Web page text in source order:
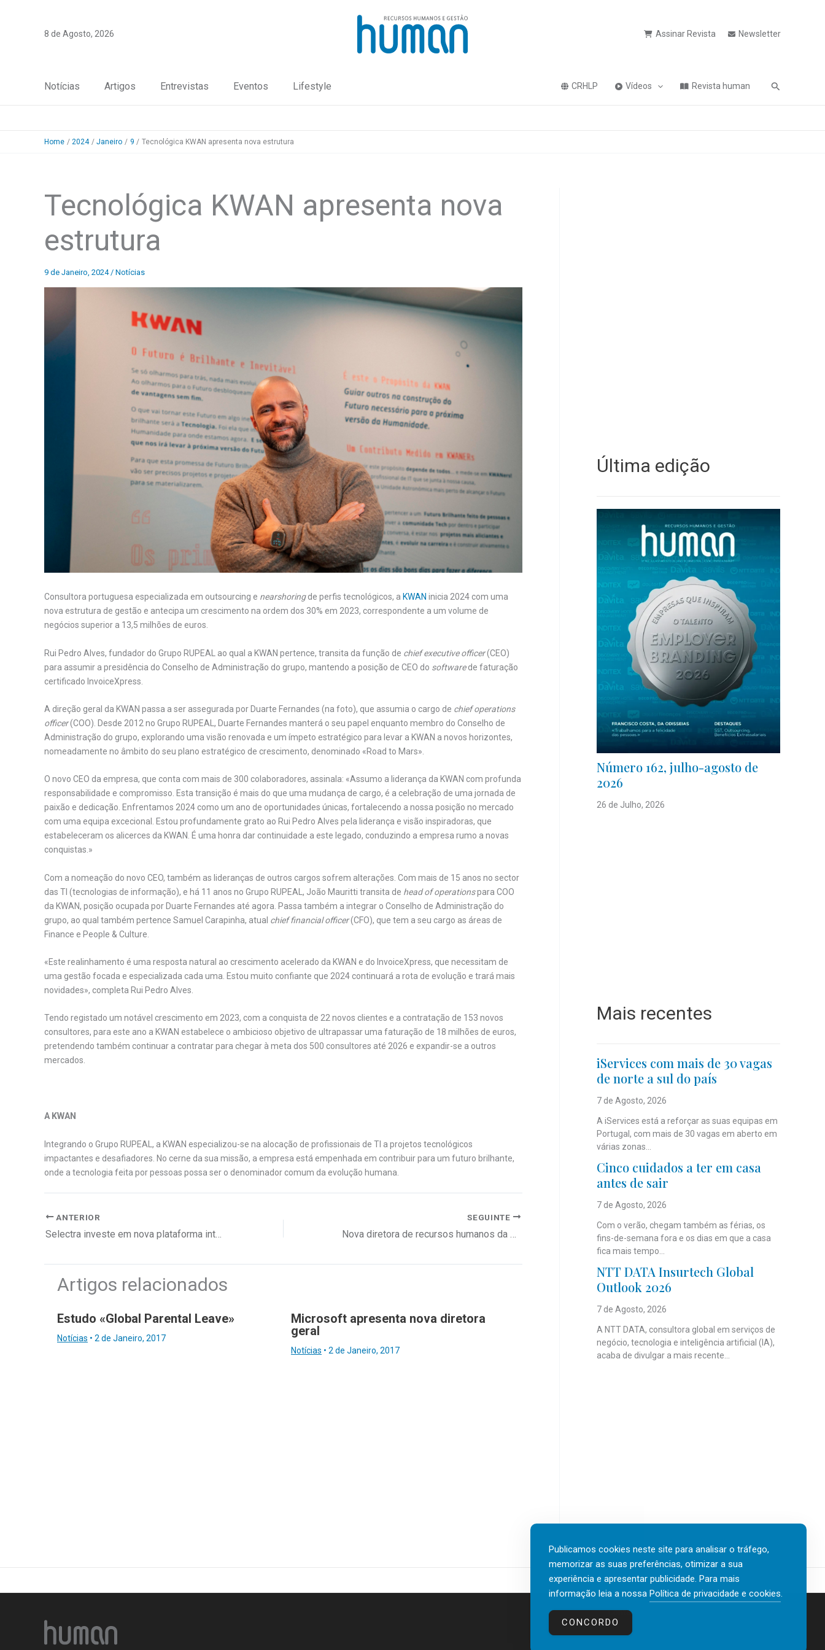
8 de Agosto, 2026 Assinar Revista Newsletter
Notícias Artigos Entrevistas Eventos Lifestyle CRHLP Vídeos Revista human Pesquisa
Home 2024 Janeiro 9 Tecnológica KWAN apresenta nova estrutura
Tecnológica KWAN apresenta nova
estrutura
9 de Janeiro, 2024 / Notícias
Consultora portuguesa especializada em outsourcing e nearshoringde perfis tecnológicos, a KWAN inicia 2024 com uma
nova estrutura de gestão e antecipa um crescimento na ordem dos 30% em 2023, correspondente a um volume de
negócios superior a 13,5 milhões de euros.
Rui Pedro Alves, fundador do Grupo RUPEAL ao qual a KWAN pertence, transita da função de chief executive officer(CEO)
para assumir a presidência do Conselho de Administração do grupo, mantendo a posição de CEO do softwarede faturação
certificado InvoiceXpress.
A direção geral da KWAN passa a ser assegurada por Duarte Fernandes (na foto), que assumia o cargo de chief operations
officer(COO). Desde 2012 no Grupo RUPEAL, Duarte Fernandes manterá o seu papel enquanto membro do Conselho de
Administração do grupo, explorando uma visão renovada e um ímpeto estratégico para levar a KWAN a novos horizontes,
nomeadamente no âmbito do seu plano estratégico de crescimento, denominado «Road to Mars».
O novo CEO da empresa, que conta com mais de 300 colaboradores, assinala: «Assumo a liderança da KWAN com profunda
responsabilidade e compromisso. Esta transição é mais do que uma mudança de cargo, é a celebração de uma jornada de
paixão e dedicação. Enfrentamos 2024 como um ano de oportunidades únicas, fortalecendo a nossa posição no mercado
com uma equipa excecional. Estou profundamente grato ao Rui Pedro Alves pela liderança e visão inspiradoras, que
estabeleceram os alicerces da KWAN. É uma honra dar continuidade a este legado, conduzindo a empresa rumo a novas
conquistas.»
Com a nomeação do novo CEO, também as lideranças de outros cargos sofrem alterações. Com mais de 15 anos no sector
das TI (tecnologias de informação), e há 11 anos no Grupo RUPEAL, João Mauritti transita de head of operationspara COO
da KWAN, posição ocupada por Duarte Fernandes até agora. Passa também a integrar o Conselho de Administração do
grupo, ao qual também pertence Samuel Carapinha, atual chief financial officer(CFO), que tem a seu cargo as áreas de
Finance e People & Culture.
«Este realinhamento é uma resposta natural ao crescimento acelerado da KWAN e do InvoiceXpress, que necessitam de
uma gestão focada e especializada cada uma. Estou muito confiante que 2024 continuará a rota de evolução e trará mais
novidades», completa Rui Pedro Alves.
Tendo registado um notável crescimento em 2023, com a conquista de 22 novos clientes e a contratação de 153 novos
consultores, para este ano a KWAN estabelece o ambicioso objetivo de ultrapassar uma faturação de 18 milhões de euros,
pretendendo também continuar a contratar para chegar à meta dos 500 consultores até 2026 e expandir-se a outros
mercados.
A KWAN
Integrando o Grupo RUPEAL, a KWAN especializou-se na alocação de profissionais de TI a projetos tecnológicos
impactantes e desafiadores. No cerne da sua missão, a empresa está empenhada em contribuir para um futuro brilhante,
onde a tecnologia feita por pessoas possa ser o denominador comum da evolução humana.
ANTERIOR
Selectra investe em nova plataforma interna para melhorar a experiência dos colaboradores
SEGUINTE
Nova diretora de recursos humanos da AstraZeneca Portugal
Artigos relacionados
Estudo «Global Parental Leave»
Notícias • 2 de Janeiro, 2017
Microsoft apresenta nova diretora
geral
Notícias • 2 de Janeiro, 2017
Última edição
Número 162, julho-agosto de
2026
26 de Julho, 2026
Mais recentes
iServices com mais de 30 vagas
de norte a sul do país
7 de Agosto, 2026
A iServices está a reforçar as suas equipas em
Portugal, com mais de 30 vagas em aberto em
várias zonas...
Cinco cuidados a ter em casa
antes de sair
7 de Agosto, 2026
Com o verão, chegam também as férias, os
fins-de-semana fora e os dias em que a casa
fica mais tempo...
NTT DATA Insurtech Global
Outlook 2026
7 de Agosto, 2026
A NTT DATA, consultora global em serviços de
negócio, tecnologia e inteligência artificial (IA),
acaba de divulgar a mais recente...
Contactos
Publicamos cookies neste site para analisar o tráfego,
memorizar as suas preferências, otimizar a sua
experiência e apresentar publicidade. Para mais
informação leia a nossa Política de privacidade e cookies.
CONCORDO